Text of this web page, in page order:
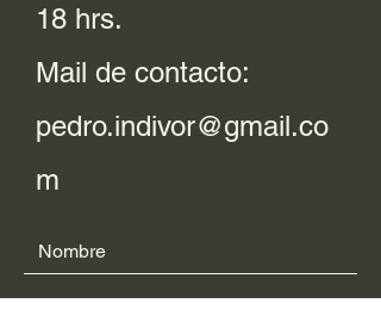
18 hrs.
Mail de contacto:
pedro.indivor@gmail.co
m